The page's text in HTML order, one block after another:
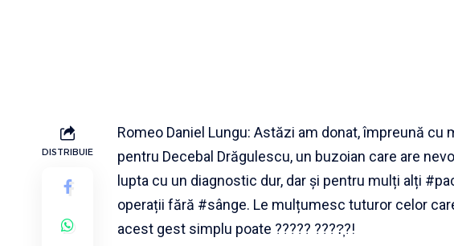
DISTRIBUIE
Romeo Daniel Lungu: Astăzi am donat, împreună cu
pentru Decebal Drăgulescu, un buzoian care are
lupta cu un diagnostic dur, dar și pentru mulți alți
operații fără #sânge. Le mulțumesc tuturor celor
acest gest simplu poate ????? ????̦?!